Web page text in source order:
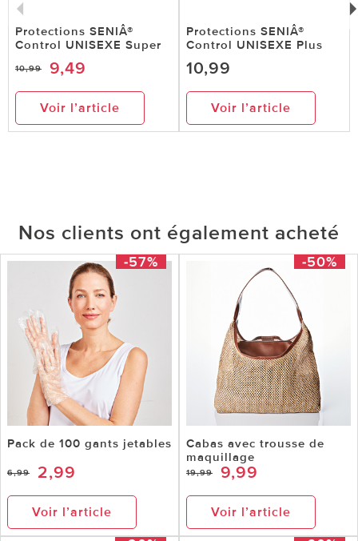
Protections SENIÂ®
Control UNISEXE Super
10,99 9,49
Voir l’article
Protections SENIÂ®
Control UNISEXE Plus
10,99
Voir l’article
Nos clients ont également acheté
-57%
Pack de 100 gants jetables
6,99 2,99
Voir l’article
-50%
Cabas avec trousse de
maquillage
19,99 9,99
Voir l’article